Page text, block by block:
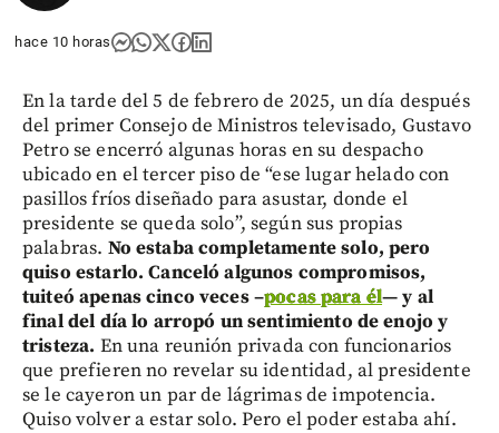
hace 10 horas
En la tarde del 5 de febrero de 2025, un día después
del primer Consejo de Ministros televisado, Gustavo
Petro se encerró algunas horas en su despacho
ubicado en el tercer piso de “ese lugar helado con
pasillos fríos diseñado para asustar, donde el
presidente se queda solo”, según sus propias
palabras. No estaba completamente solo, pero
quiso estarlo. Canceló algunos compromisos,
tuiteó apenas cinco veces –pocas para él— y al
final del día lo arropó un sentimiento de enojo y
tristeza. En una reunión privada con funcionarios
que prefieren no revelar su identidad, al presidente
se le cayeron un par de lágrimas de impotencia.
Quiso volver a estar solo. Pero el poder estaba ahí.